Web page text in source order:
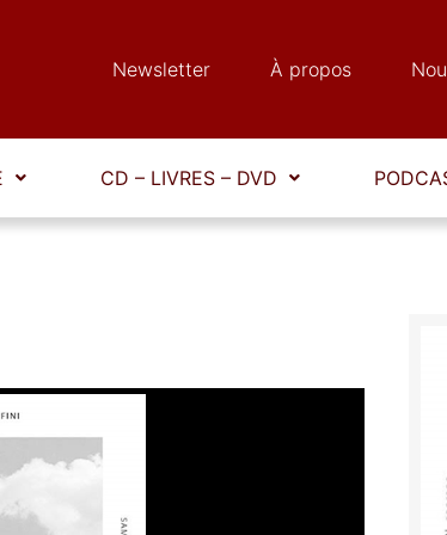
Newsletter À propos
CD – LIVRES – DVD